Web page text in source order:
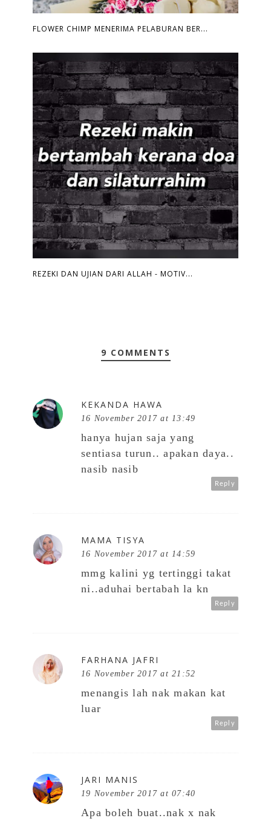
FLOWER CHIMP MENERIMA PELABURAN BER...
REZEKI DAN UJIAN DARI ALLAH - MOTIV...
9 COMMENTS
KEKANDA HAWA
16 November 2017 at 13:49
hanya hujan saja yang
sentiasa turun.. apakan daya..
nasib nasib
Reply
MAMA TISYA
16 November 2017 at 14:59
mmg kalini yg tertinggi takat
ni..aduhai bertabah la kn
Reply
FARHANA JAFRI
16 November 2017 at 21:52
menangis lah nak makan kat
luar
Reply
JARI MANIS
19 November 2017 at 07:40
Apa boleh buat..nak x nak